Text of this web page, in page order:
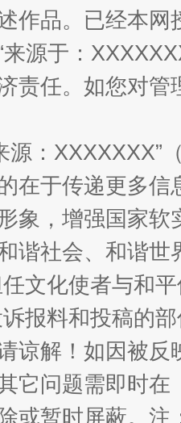
项目 走
作品。已经本
源于：
责任。如您对
源：
在于传递更多
象，增强国家
谐社会、和谐
文化使者与和
报料和投稿的
谅解！如因被
它问题需即时在
或暂时屏蔽。